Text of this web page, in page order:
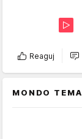
Reaguj
MONDO TEMA